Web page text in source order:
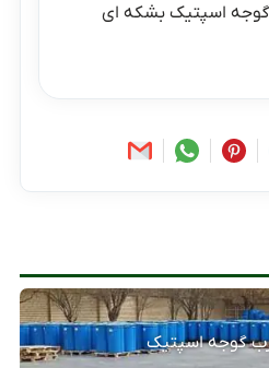
اسپتیک بشکه ای
گوجه اسپتیک